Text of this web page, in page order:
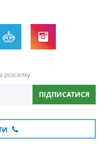
розсилку
ПІДПИСАТИСЯ